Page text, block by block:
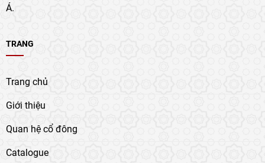
Á.
TRANG
Trang chủ
Giới thiệu
Quan hệ cổ đông
Catalogue